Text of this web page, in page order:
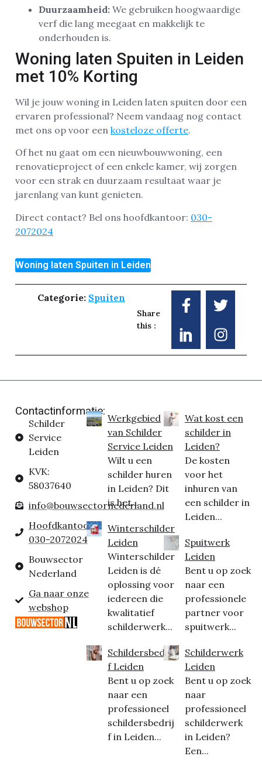
Duurzaamheid: We gebruiken hoogwaardige
verf die lang meegaat en makkelijk te
onderhouden is.
Woning laten Spuiten in Leiden
met 10% Korting
Wil je jouw woning in Leiden laten spuiten door een
ervaren professional? Neem vandaag nog contact
met ons op voor een kosteloze offerte.
Of het nu gaat om een nieuwbouwwoning, een
renovatieproject of een enkele kamer, wij zorgen
voor een strak en duurzaam resultaat waar je
jarenlang van kunt genieten.
Direct contact? Bel ons hoofdkantoor: 030-
2072024
Woning laten Spuiten in Leiden
Categorie: Spuiten
Share
this :
Contactinformatie:
Schilder
Service
Leiden
KVK:
58037640
info@bouwsectornederland.nl
Hoofdkantoor:
030-2072024
Bouwsector
Nederland
Ga naar onze
webshop
Werkgebied
van Schilder
Service Leiden
Wilt u een
schilder huren
in Leiden? Dit
is het...
Winterschilder
Leiden
Winterschilder
Leiden is dé
oplossing voor
iedereen die
kwalitatief
schilderwerk...
Schildersbedrij
f Leiden
Bent u op zoek
naar een
professioneel
schildersbedrij
f in Leiden...
Wat kost een
schilder in
Leiden?
De kosten
voor het
inhuren van
een schilder in
Leiden...
Spuitwerk
Leiden
Bent u op zoek
naar een
professionele
partner voor
spuitwerk...
Schilderwerk
Leiden
Bent u op zoek
naar
professioneel
schilderwerk
in Leiden?
Een...